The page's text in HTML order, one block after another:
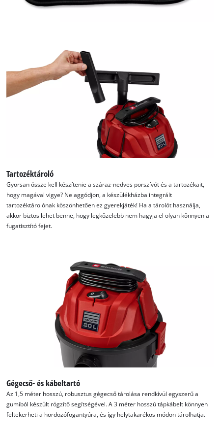
Tartozéktároló
Gyorsan össze kell készítenie a száraz-nedves porszívót és a tartozékait,
hogy magával vigye? Ne aggódjon, a készülékházba integrált
tartozéktárolónak köszönhetően ez gyerekjáték! Ha a tárolót használja,
akkor biztos lehet benne, hogy legközelebb nem hagyja el olyan könnyen a
fugatisztító fejet.
Gégecső- és kábeltartó
Az 1,5 méter hosszú, robusztus gégecső tárolása rendkívül egyszerű a
gumiból készült rögzítő segítségével. A 3 méter hosszú tápkábelt könnyen
feltekerheti a hordozófogantyúra, és így helytakarékos módon tárolhatja.